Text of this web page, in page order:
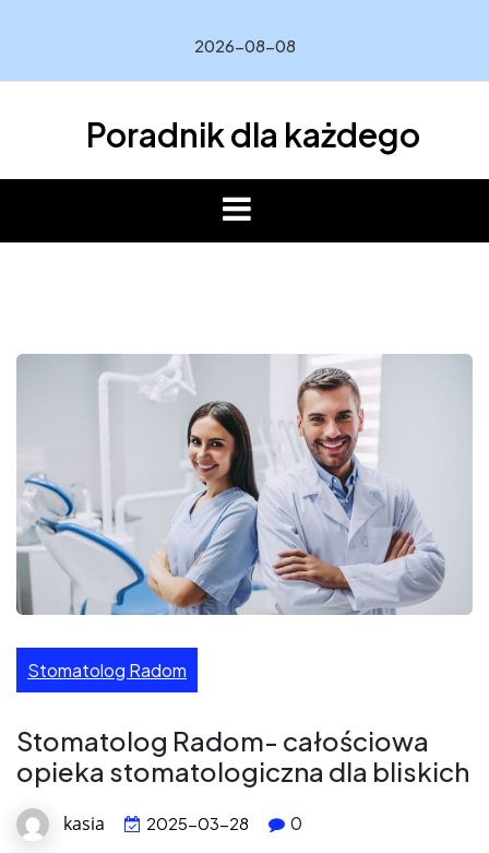
2026-08-08
Poradnik dla każdego
Stomatolog Radom
Stomatolog Radom- całościowa
opieka stomatologiczna dla bliskich
kasia 2025-03-28 0